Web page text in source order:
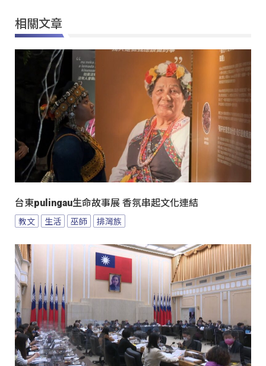
相關文章
台東pulingau生命故事展 香氛串起文化連結
教文 生活 巫師 排灣族